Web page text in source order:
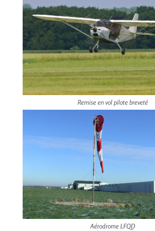
Remise en vol pilote breveté
Aérodrome LFQD